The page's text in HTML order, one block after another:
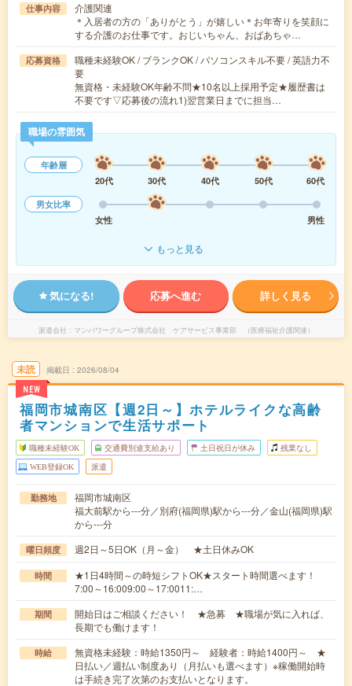
仕事内容
介護関連
＊入居者の方の「ありがとう」が嬉しい＊お年寄りを笑顔に
する介護のお仕事です。おじいちゃん、おばあちゃ…
応募資格
職種未経験OK / ブランクOK / パソコンスキル不要 / 英語力不
要
無資格・未経験OK年齢不問★10名以上採用予定★履歴書は
不要です▽応募後の流れ1)翌営業日までに担当…
職場の雰囲気
年齢層
20代
30代 40代 50代
60代
男女比率
女性
男性
もっと見る
気になる! 応募へ進む 詳しく見る
派遣会社 マンパワーグループ株式会社 ケアサービス事業部 （医療福祉介護関連）
未読
NEW
掲載日 2026/08/04
福岡市城南区【週2日～】ホテルライクな高齢
者マンションで生活サポート
職種未経験OK 交通費別途支給あり 土日祝日が休み 残業なし
WEB登録OK 派遣
勤務地
福岡市城南区
福大前駅から---分／別府(福岡県)駅から---分／金山(福岡県)駅
から---分
曜日頻度 週2日～5日OK（月～金） ★土日休みOK
時間
★1日4時間～の時短シフトOK★スタート時間選べます！
7:00～16:009:00～17:0011:…
期間
開始日はご相談ください！ ★急募 ★職場が気に入れば、
長期でも働けます！
時給
無資格未経験：時給1350円～ 経験者：時給1400円～ ★
日払い／週払い制度あり（月払いも選べます）※稼働開始時
は手続き完了次第のお支払いとなります。